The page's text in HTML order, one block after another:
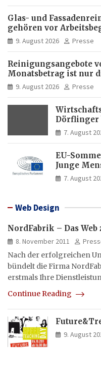
Glas- und
gehören vor
9. August 2026 Presse
Reinigungsangebote
Monatsbetrag ist nur
9. August 2026 Presse
Dörflinger
im7. August
EU-
Junge
Europas
7. August
Web Design
NordFabrik – Das
8. November 2011
Nach der erfolgreichen
bündelt die Firma
erstmals Ihre
Continue Reading
9. August